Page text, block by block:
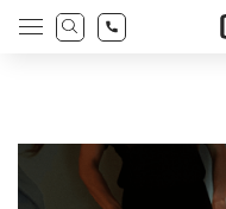
Поиск
товаров